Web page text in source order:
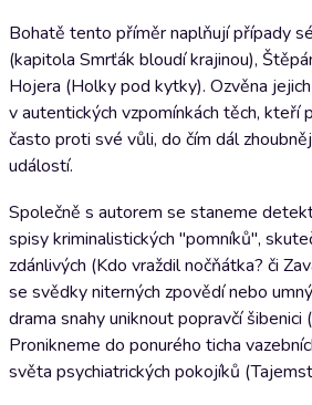
Bohatě tento příměr naplňují případy
(kapitola Smrťák bloudí krajinou),
Hojera (Holky pod kytky). Ozvěna
v autentických vzpomínkách těch, kteří
často proti své vůli, do čím dál
událostí.
Společně s autorem se staneme
spisy kriminalistických "pomníků",
zdánlivých (Kdo vraždil nočňátka? či
se svědky niterných zpovědí nebo
drama snahy uniknout popravčí šibenici
Pronikneme do ponurého ticha
světa psychiatrických pokojíků